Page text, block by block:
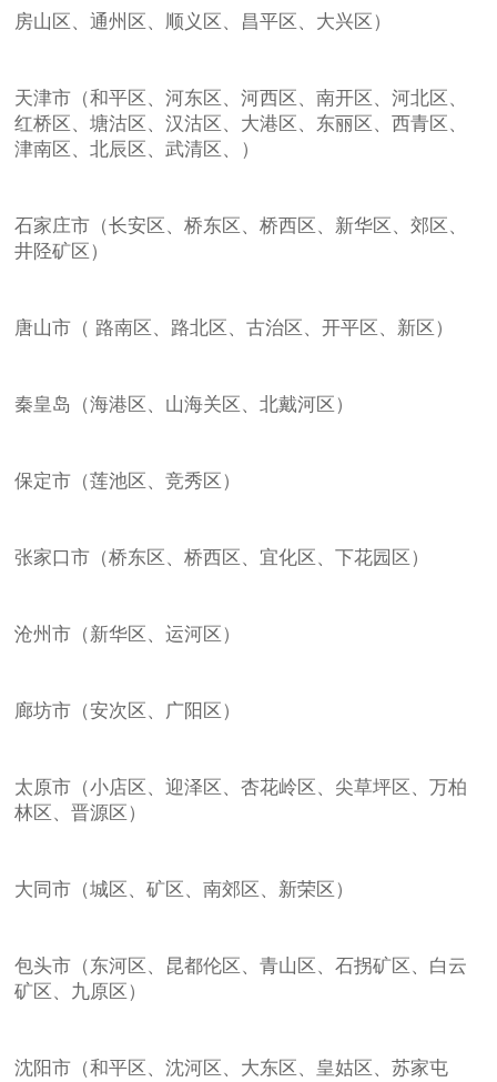
房山区、通州区、顺义区、昌平区、大兴区）
天津市（和平区、河东区、河西区、南开区、河北区、
红桥区、塘沽区、汉沽区、大港区、东丽区、西青区、
津南区、北辰区、武清区、）
石家庄市（长安区、桥东区、桥西区、新华区、郊区、
井陉矿区）
唐山市（ 路南区、路北区、古治区、开平区、新区）
秦皇岛（海港区、山海关区、北戴河区）
保定市（莲池区、竞秀区）
张家口市（桥东区、桥西区、宜化区、下花园区）
沧州市（新华区、运河区）
廊坊市（安次区、广阳区）
太原市（小店区、迎泽区、杏花岭区、尖草坪区、万柏
林区、晋源区）
大同市（城区、矿区、南郊区、新荣区）
包头市（东河区、昆都伦区、青山区、石拐矿区、白云
矿区、九原区）
沈阳市（和平区、沈河区、大东区、皇姑区、苏家屯